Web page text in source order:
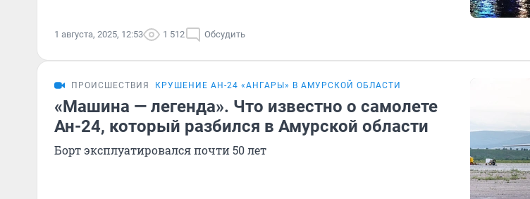
1 августа, 2025, 12:53 1 512 Обсудить
ПРОИСШЕСТВИЯ КРУШЕНИЕ АН-24 «АНГАРЫ» В АМУРСКОЙ ОБЛАСТИ
«Машина — легенда». Что известно о самолете
Ан-24, который разбился в Амурской области
Борт эксплуатировался почти 50 лет